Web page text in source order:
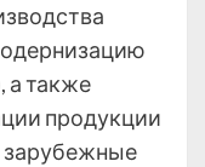
а также
продукции
зарубежные